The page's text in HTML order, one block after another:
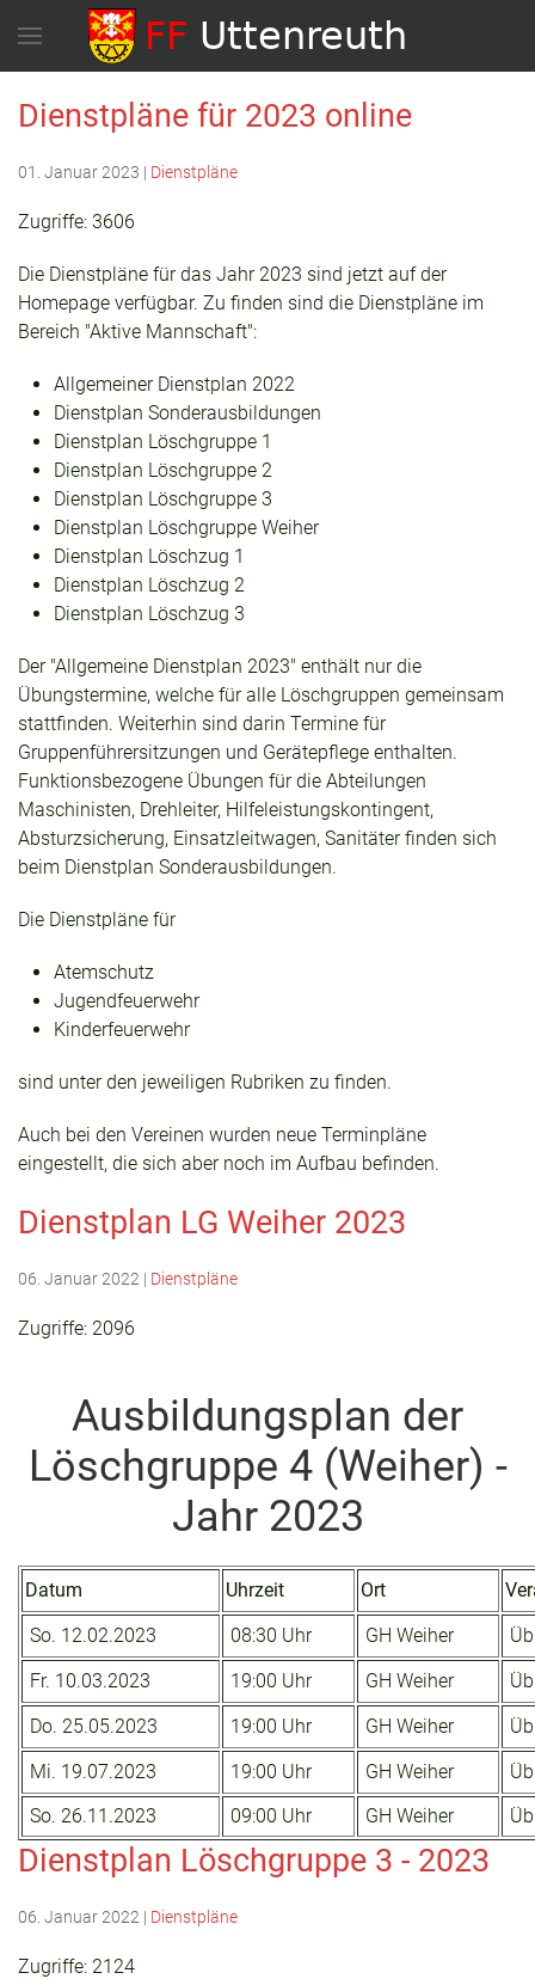
Dienstpläne für 2023 online
01. Januar 2023 | Dienstpläne
Zugriffe: 3606
Die Dienstpläne für das Jahr 2023 sind jetzt auf der
Homepage verfügbar. Zu finden sind die Dienstpläne im
Bereich "Aktive Mannschaft":
Allgemeiner Dienstplan 2022
Dienstplan Sonderausbildungen
Dienstplan Löschgruppe 1
Dienstplan Löschgruppe 2
Dienstplan Löschgruppe 3
Dienstplan Löschgruppe Weiher
Dienstplan Löschzug 1
Dienstplan Löschzug 2
Dienstplan Löschzug 3
Der "Allgemeine Dienstplan 2023" enthält nur die
Übungstermine, welche für alle Löschgruppen gemeinsam
stattfinden. Weiterhin sind darin Termine für
Gruppenführersitzungen und Gerätepflege enthalten.
Funktionsbezogene Übungen für die Abteilungen
Maschinisten, Drehleiter, Hilfeleistungskontingent,
Absturzsicherung, Einsatzleitwagen, Sanitäter finden sich
beim Dienstplan Sonderausbildungen.
Die Dienstpläne für
Atemschutz
Jugendfeuerwehr
Kinderfeuerwehr
sind unter den jeweiligen Rubriken zu finden.
Auch bei den Vereinen wurden neue Terminpläne
eingestellt, die sich aber noch im Aufbau befinden.
Dienstplan LG Weiher 2023
06. Januar 2022 | Dienstpläne
Zugriffe: 2096
Ausbildungsplan der
Löschgruppe 4 (Weiher) -
Jahr 2023
Datum Uhrzeit Ort
So. 12.02.2023
08:30 Uhr GH Weiher
Fr. 10.03.2023
19:00 Uhr GH Weiher
Do. 25.05.2023
19:00 Uhr GH Weiher
Mi. 19.07.2023
19:00 Uhr GH Weiher
So. 26.11.2023
09:00 Uhr GH Weiher
Dienstplan Löschgruppe 3 - 2023
06. Januar 2022 | Dienstpläne
Zugriffe: 2124